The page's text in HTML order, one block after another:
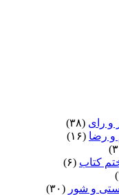
و رای (۳۸)
و رضا (۱۶)
کتاب (۶)
و شور (۳۰)